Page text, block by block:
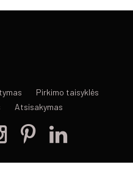
Pirkimo taisyklės
Atsisakymas